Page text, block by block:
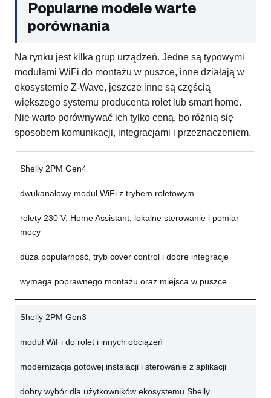
Popularne modele warte
porównania
Na rynku jest kilka grup urządzeń. Jedne są typowymi
modułami WiFi do montażu w puszce, inne działają w
ekosystemie Z-Wave, jeszcze inne są częścią
większego systemu producenta rolet lub smart home.
Nie warto porównywać ich tylko ceną, bo różnią się
sposobem komunikacji, integracjami i przeznaczeniem.
Shelly 2PM Gen4
dwukanałowy moduł WiFi z trybem roletowym
rolety 230 V, Home Assistant, lokalne sterowanie i pomiar
mocy
duża popularność, tryb cover control i dobre integracje
wymaga poprawnego montażu oraz miejsca w puszce
Shelly 2PM Gen3
moduł WiFi do rolet i innych obciążeń
modernizacja gotowej instalacji i sterowanie z aplikacji
dobry wybór dla użytkowników ekosystemu Shelly